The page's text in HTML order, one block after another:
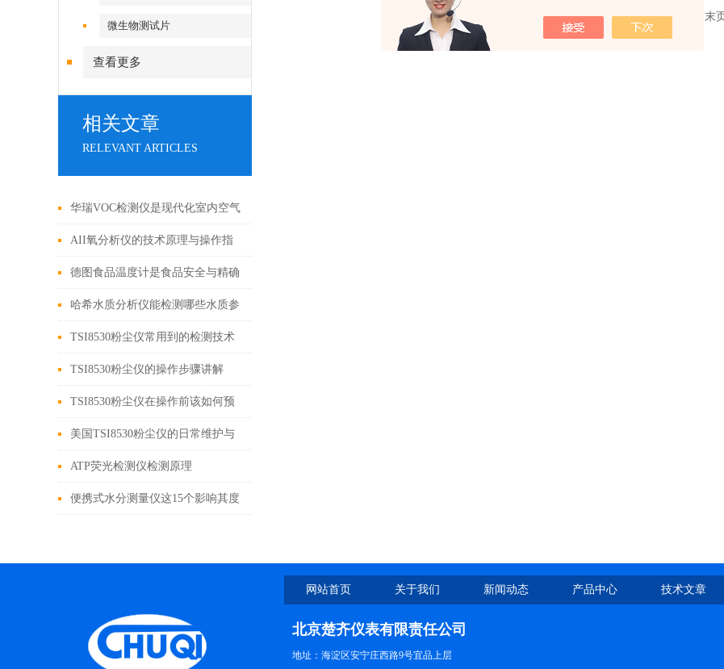
微生物测试片
查看更多
相关文章
RELEVANT ARTICLES
华瑞VOC检测仪是现代化室内空气
质量的卫士
AII氧分析仪的技术原理与操作指
南
德图食品温度计是食品安全与精确
测温的守护者
哈希水质分析仪能检测哪些水质参
数？
TSI8530粉尘仪常用到的检测技术
有哪些?
TSI8530粉尘仪的操作步骤讲解
TSI8530粉尘仪在操作前该如何预
热？
美国TSI8530粉尘仪的日常维护与
保养指南
ATP荧光检测仪检测原理
便携式水分测量仪这15个影响其度
共 3 条记录，当前 1 / 1 页 首页 上一页 下一页 末
网站首页 关于我们 新闻动态 产品中心 技术文章
北京楚齐仪表有限责任公司
地址：海淀区安宁庄西路9号宜品上层